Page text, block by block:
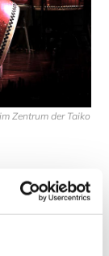
Zentrum der Taiko
in der
Zelkova-
Rindsleder